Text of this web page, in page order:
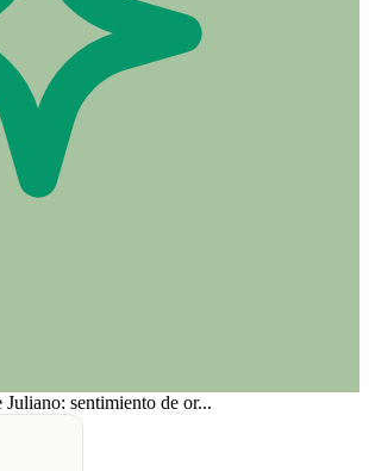
sentimiento de or...